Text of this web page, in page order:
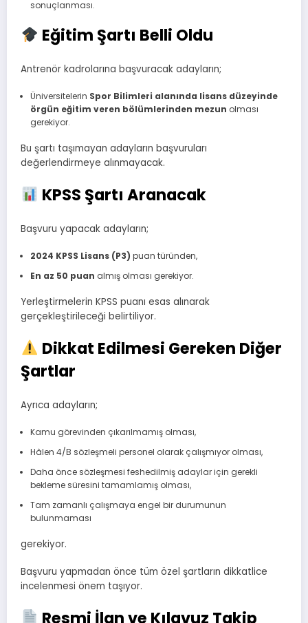
sonuçlanması.
Eğitim Şartı Belli Oldu
Antrenör kadrolarına başvuracak adayların;
Üniversitelerin Spor Bilimleri alanında lisans düzeyinde
örgün eğitim veren bölümlerinden mezun olması
gerekiyor.
Bu şartı taşımayan adayların başvuruları
değerlendirmeye alınmayacak.
KPSS Şartı Aranacak
Başvuru yapacak adayların;
2024 KPSS Lisans (P3) puan türünden,
En az 50 puan almış olması gerekiyor.
Yerleştirmelerin KPSS puanı esas alınarak
gerçekleştirileceği belirtiliyor.
Dikkat Edilmesi Gereken Diğer
Şartlar
Ayrıca adayların;
Kamu görevinden çıkarılmamış olması,
Hâlen 4/B sözleşmeli personel olarak çalışmıyor olması,
Daha önce sözleşmesi feshedilmiş adaylar için gerekli
bekleme süresini tamamlamış olması,
Tam zamanlı çalışmaya engel bir durumunun
bulunmaması
gerekiyor.
Başvuru yapmadan önce tüm özel şartların dikkatlice
incelenmesi önem taşıyor.
Resmi İlan ve Kılavuz Takip